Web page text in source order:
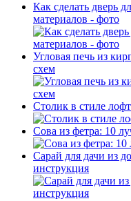
Как сделать дверь
материалов - фото
Угловая печь из
схем
Столик в стиле
Сова из фетра: 10
Сарай для дачи из
инструкция